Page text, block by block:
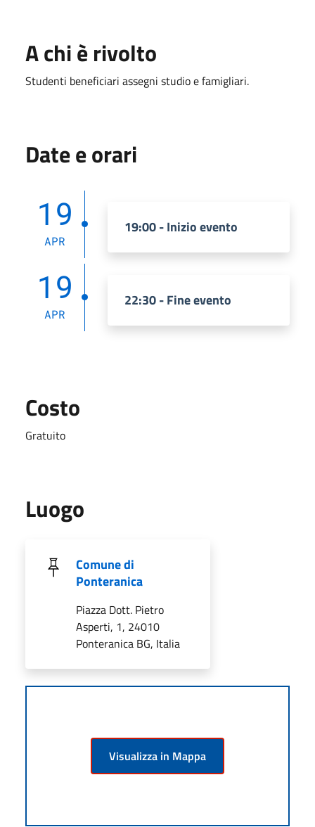
A chi è rivolto
Studenti beneficiari assegni studio e famigliari.
Date e orari
19
APR
19:00 - Inizio evento
19
APR
22:30 - Fine evento
Costo
Gratuito
Luogo
Comune di
Ponteranica
Piazza Dott. Pietro
Asperti, 1, 24010
Ponteranica BG, Italia
Visualizza in Mappa